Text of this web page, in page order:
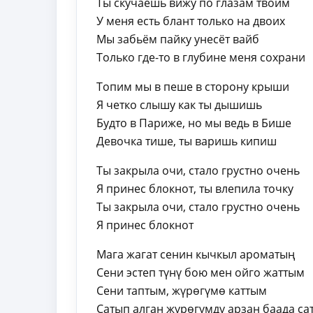
У меня есть блант только на двоих
Мы забьём пайку унесёт вайб
Только где-то в глубине меня сохрани
Топим мы в пеше в сторону крыши
Я четко слышу как ты дышишь
Будто в Париже, но мы ведь в Бише
Девочка тише, ты варишь кипиш
Ты закрыла очи, стало грустно очень
Я принес блокнот, ты влепила точку
Ты закрыла очи, стало грустно очень
Я принес блокнот
Мага жагат сенин кычкыл ароматың
Сени эстеп түнү бою мен ойго жаттым
Сени таптым, жүрөгүмө каттым
Сатып алган жүрөгүмдү арзан баада